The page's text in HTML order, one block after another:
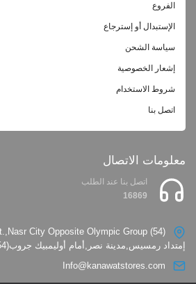
معلومات الاتصال
اتصل بنا عند الطلب
16869
إمتداد رمسيس,مدينة نصر,أمام أوليمبيك جروب(54)
Info@kanawatstores.com
الفروع
الإستبدال أو إسترجاع
سياسة الشحن
إشعار الخصوصية
شروط الاستخدام
اتصل بنا